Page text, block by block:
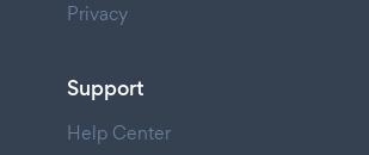
Privacy
Support
Help Center